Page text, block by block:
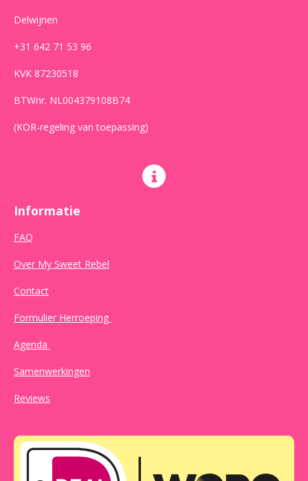
Delwijnen
+31 642 71 53 96
KVK 87230518
BTWnr. NL004379108B74
(KOR-regeling van toepassing)
Informatie
FAQ
Over My Sweet Rebel
Contact
Formulier Herroeping
Agenda
Samenwerkingen
Reviews